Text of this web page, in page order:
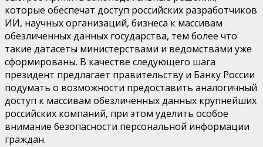
которые обеспечат доступ российских разработчиков
ИИ, научных организаций, бизнеса к массивам
обезличенных данных государства, тем более что
такие датасеты министерствами и ведомствами уже
сформированы. В качестве следующего шага
президент предлагает правительству и Банку России
подумать о возможности предоставить аналогичный
доступ к массивам обезличенных данных крупнейших
российских компаний, при этом уделить особое
внимание безопасности персональной информации
граждан.